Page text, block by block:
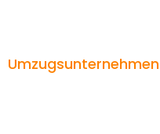
Umzugsunternehmen